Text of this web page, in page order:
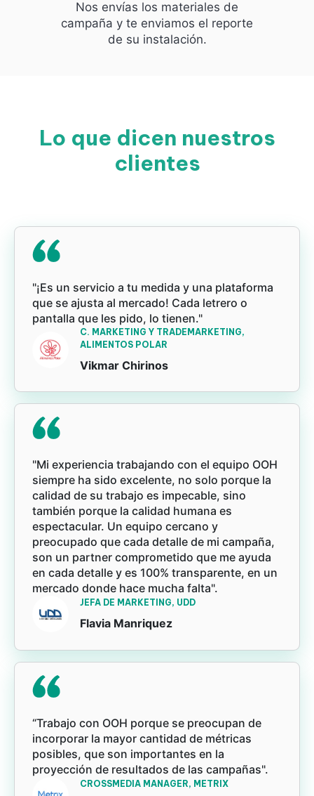
Nos envías los materiales de
campaña y te enviamos el reporte
de su instalación.
Lo que dicen nuestros
clientes
"¡Es un servicio a tu medida y una plataforma
que se ajusta al mercado! Cada letrero o
pantalla que les pido, lo tienen."
C. MARKETING Y TRADEMARKETING,
ALIMENTOS POLAR
Vikmar Chirinos
"Mi experiencia trabajando con el equipo OOH
siempre ha sido excelente, no solo porque la
calidad de su trabajo es impecable, sino
también porque la calidad humana es
espectacular. Un equipo cercano y
preocupado que cada detalle de mi campaña,
son un partner comprometido que me ayuda
en cada detalle y es 100% transparente, en un
mercado donde hace mucha falta".
JEFA DE MARKETING, UDD
Flavia Manriquez
“Trabajo con OOH porque se preocupan de
incorporar la mayor cantidad de métricas
posibles, que son importantes en la
proyección de resultados de las campañas".
CROSSMEDIA MANAGER, METRIX